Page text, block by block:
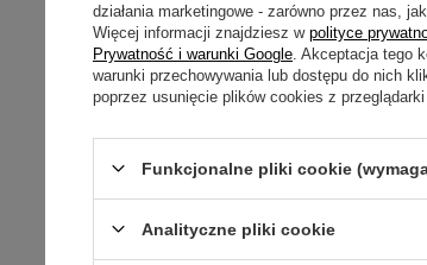
22,90 zł
Kup za: 755.70PKT
działania marketingowe - zarówno przez nas,
Więcej informacji znajdziesz w polityce
Prywatność i warunki Google . Akceptacja tego
warunki przechowywania lub dostępu do nich
poprzez usunięcie plików cookies z
Funkcjonalne pliki cookie
Analityczne pliki cookie